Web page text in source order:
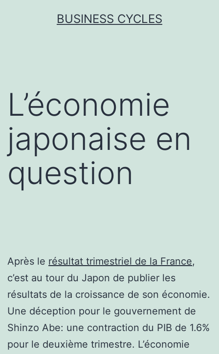
BUSINESS CYCLES
L’économie
japonaise en
question
Après le résultat trimestriel de la France,
c’est au tour du Japon de publier les
résultats de la croissance de son économie.
Une déception pour le gouvernement de
Shinzo Abe: une contraction du PIB de 1.6%
pour le deuxième trimestre. L’économie